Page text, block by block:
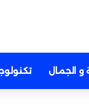
و الجمال